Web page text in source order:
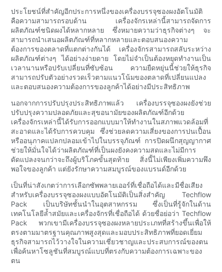
ประโยชน์ที่สำคัญอีกประการหนึ่งของเครื่องบรรจุซองผงอัตโนมัติ
คือความสามารถรอบด้าน เครื่องจักรเหล่านี้สามารถจัดการ
ผลิตภัณฑ์ชนิดผงได้หลากหลาย ซึ่งหมายความว่าธุรกิจต่างๆ จะ
สามารถนำเสนอผลิตภัณฑ์ที่หลากหลายและตอบสนองความ
ต้องการของตลาดที่แตกต่างกันได้ เครื่องจักรสามารถสลับระหว่าง
ผลิตภัณฑ์ต่างๆ ได้อย่างง่ายดาย โดยไม่จำเป็นต้องหยุดทำงานเป็น
เวลานานหรือปรับเปลี่ยนที่ซับซ้อน ความยืดหยุ่นนี้ช่วยให้ธุรกิจ
สามารถปรับตัวอย่างรวดเร็วตามแนวโน้มของตลาดที่เปลี่ยนแปลง
และตอบสนองความต้องการของลูกค้าได้อย่างมีประสิทธิภาพ
นอกจากการปรับปรุงประสิทธิภาพแล้ว เครื่องบรรจุซองผงยังช่วย
ปรับปรุงความปลอดภัยและสุขอนามัยของผลิตภัณฑ์อีกด้วย
เครื่องจักรเหล่านี้ได้รับการออกแบบมาให้ทำงานในสภาพแวดล้อมที่
สะอาดและได้รับการควบคุม ซึ่งช่วยลดความเสี่ยงของการปนเปื้อน
หรืออนุภาคแปลกปลอมเข้าไปในบรรจุภัณฑ์ การปิดผนึกสุญญากาศ
ช่วยให้มั่นใจได้ว่าผลิตภัณฑ์ที่เป็นผงยังคงความสดและไม่มีการ
ดัดแปลงจนกว่าจะถึงผู้บริโภคขั้นสุดท้าย สิ่งนี้ไม่เพียงเพิ่มความพึง
พอใจของลูกค้า แต่ยังรักษาความสมบูรณ์ของแบรนด์อีกด้วย
เป็นที่น่าสังเกตว่าการเลือกซัพพลายเออร์ที่เชื่อถือได้และมีชื่อเสียง
สำหรับเครื่องบรรจุซองผงแบบอัตโนมัติเป็นสิ่งสำคัญ Techflow
Pack เป็นบริษัทชั้นนำในอุตสาหกรรม ซึ่งเป็นที่รู้จักในด้าน
เทคโนโลยีล้ำสมัยและเครื่องจักรที่เชื่อถือได้ ด้วยชื่อย่อว่า Techflow
Pack พวกเขามีเครื่องบรรจุซองผงหลายประเภทที่สร้างขึ้นเพื่อให้
ตรงตามมาตรฐานคุณภาพสูงสุดและมอบประสิทธิภาพที่ยอดเยี่ยม
ธุรกิจสามารถไว้วางใจในความเชี่ยวชาญและประสบการณ์ของตน
เพื่อค้นหาโซลูชันที่สมบูรณ์แบบที่ตรงกับความต้องการเฉพาะของ
ตน